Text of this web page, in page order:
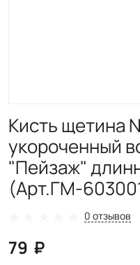
Кисть щетина
укороченный
"Пейзаж"
(Арт.ГМ-
0 отзывов
79